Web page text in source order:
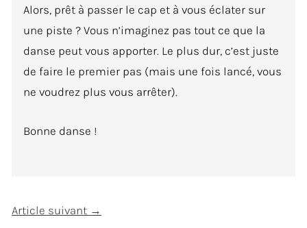
Alors, prêt à passer le cap et à vous éclater sur
une piste ? Vous n’imaginez pas tout ce que la
danse peut vous apporter. Le plus dur, c’est juste
de faire le premier pas (mais une fois lancé, vous
ne voudrez plus vous arrêter).
Bonne danse !
Article suivant →